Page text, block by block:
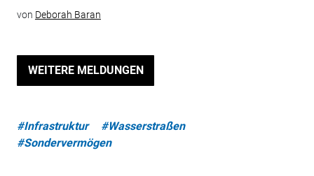
von Deborah Baran
WEITERE MELDUNGEN
#Infrastruktur
#Wasserstraßen
#Sondervermögen